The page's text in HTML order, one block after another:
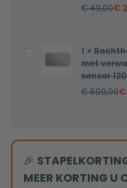
bediening
zonder
overloop
€49,00€
Rechthoekige
LED
verlichting
en
1 ×
met
sensor
€509,00€
🎉
MEER KORTING U